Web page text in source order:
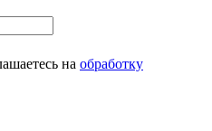
на обработку